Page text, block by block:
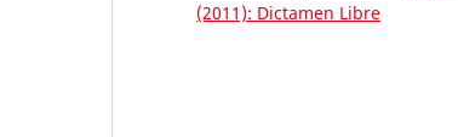
(2011): Dictamen Libre